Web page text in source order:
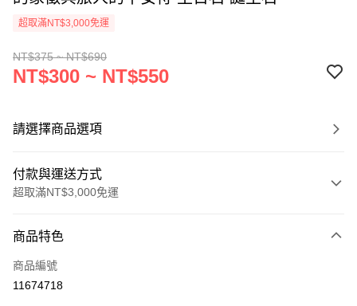
超取滿NT$3,000免運
NT$375 ~ NT$690
NT$300 ~ NT$550
請選擇商品選項
付款與運送方式
超取滿NT$3,000免運
信用卡一次付款
超商取貨付款
商品特色
商品編號
11674718